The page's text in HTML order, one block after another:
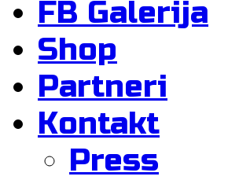
FB Galerija
Shop
Partneri
Kontakt
Press